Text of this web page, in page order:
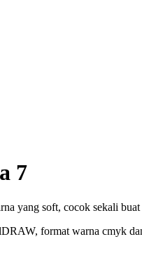
7
yang soft, cocok sekali
format warna cmyk